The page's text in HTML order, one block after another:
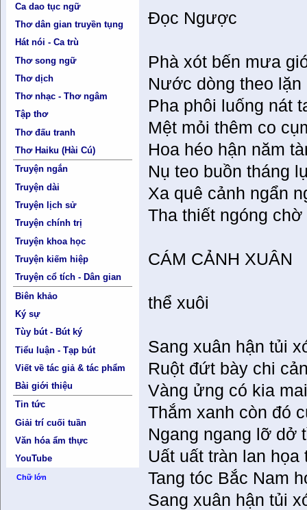
Ca dao tục ngữ
Thơ dân gian truyền tụng
Hát nói - Ca trù
Thơ song ngữ
Thơ dịch
Thơ nhạc - Thơ ngâm
Tập thơ
Thơ đấu tranh
Thơ Haiku (Hài Cú)
Truyện ngắn
Truyện dài
Truyện lịch sử
Truyện chính trị
Truyện khoa học
Truyện kiếm hiệp
Truyện cổ tích - Dân gian
Biên khảo
Ký sự
Tùy bút - Bút ký
Tiểu luận - Tạp bút
Viết về tác giả & tác phẩm
Bài giới thiệu
Tin tức
Giải trí cuối tuần
Văn hóa ẩm thực
YouTube
Chữ lớn
Đọc Ngược
Phà xót bến mưa
Nước dòng theo
Pha phôi luống nát
Mệt mỏi thêm co
Hoa héo hận năm
Nụ teo buồn tháng
Xa quê cảnh ngẩn
Tha thiết ngóng
CÁM CẢNH XUÂN
thể xuôi
Sang xuân hận tủi
Ruột đứt bày chi
Vàng ửng có kia
Thắm xanh còn đó
Ngang ngang lỡ dở
Uất uất tràn lan
Tang tóc Bắc Nam
Sang xuân hận tủi